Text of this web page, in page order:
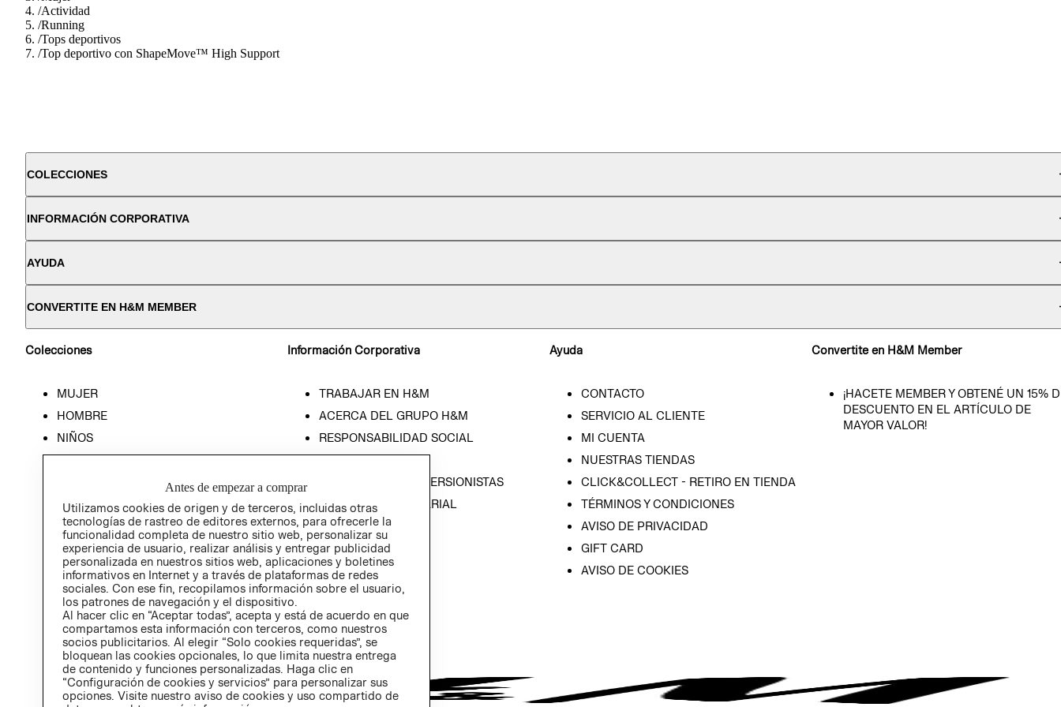
/Actividad
/Running
/Tops deportivos
/Top deportivo con ShapeMove™ High Support
COLECCIONES
INFORMACIÓN CORPORATIVA
AYUDA
CONVERTITE EN H&M MEMBER
Colecciones
MUJER
HOMBRE
NIÑOS
HOME
Información Corporativa
TRABAJAR EN H&M
ACERCA DEL GRUPO H&M
RESPONSABILIDAD SOCIAL
PRENSA
RELACIÓN CON INVERSIONISTAS
POLÍTICA EMPRESARIAL
Ayuda
CONTACTO
SERVICIO AL CLIENTE
MI CUENTA
NUESTRAS TIENDAS
CLICK&COLLECT - RETIRO EN TIENDA
TÉRMINOS Y CONDICIONES
AVISO DE PRIVACIDAD
GIFT CARD
AVISO DE COOKIES
Convertite en H&M Member
¡HACETE MEMBER Y OBTENÉ UN 15%
DESCUENTO EN EL ARTÍCULO DE
MAYOR VALOR!
Antes de empezar a comprar
Utilizamos cookies de origen y de terceros, incluidas otras
tecnologías de rastreo de editores externos, para ofrecerle la
funcionalidad completa de nuestro sitio web, personalizar su
experiencia de usuario, realizar análisis y entregar publicidad
personalizada en nuestros sitios web, aplicaciones y boletines
informativos en Internet y a través de plataformas de redes
sociales. Con ese fin, recopilamos información sobre el usuario,
los patrones de navegación y el dispositivo.
Al hacer clic en “Aceptar todas”, acepta y está de acuerdo en que
compartamos esta información con terceros, como nuestros
socios publicitarios. Al elegir “Solo cookies requeridas”, se
bloquean las cookies opcionales, lo que limita nuestra entrega
de contenido y funciones personalizadas. Haga clic en
“Configuración de cookies y servicios” para personalizar sus
opciones. Visite nuestro aviso de cookies y uso compartido de